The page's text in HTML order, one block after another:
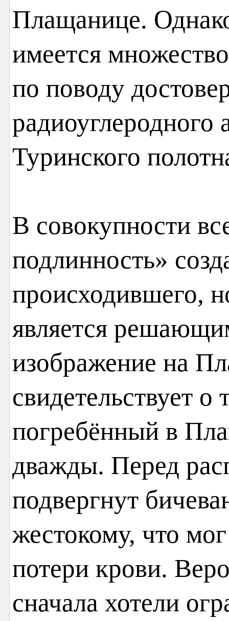
Плащанице.
имеется
по поводу
радиоуглеродного
Туринского
В совокупности
подлинность»
происходившего,
является
изображение на
свидетельствует о
погребённый в
дважды. Перед
подвергнут
жестокому, что
потери крови.
сначала хотели